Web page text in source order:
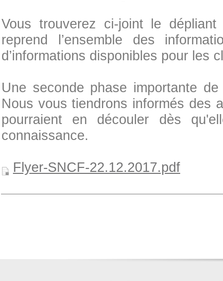
Vous trouverez ci-joint le
reprend l’ensemble des
d’informations disponibles pour les
Une seconde phase importante
Nous vous tiendrons informés des
pourraient en découler dès
connaissance.
Flyer-SNCF-22.12.2017.pdf